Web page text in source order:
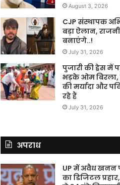
August 3, 2026
CJP संस्थापक
बड़ा ऐलान,
बनाएंगे..!
July 31, 2026
पुजारी की ड्रेस में
भड़के ओम
की मर्यादा और
रहे हैं
July 31, 2026
अपराध
UP में अवैध खनन
का डिजिटल